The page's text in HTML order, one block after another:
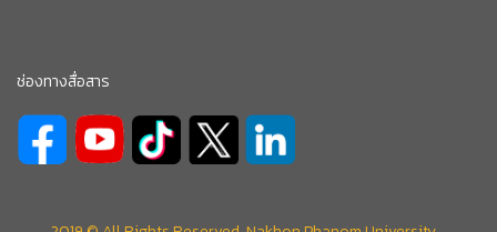
ช่องทางสื่อสาร